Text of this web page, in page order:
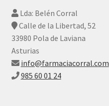
Lda: Belén Corral
Calle de la Libertad, 52
33980 Pola de Laviana
Asturias
info@farmaciacorral.com
985 60 01 24